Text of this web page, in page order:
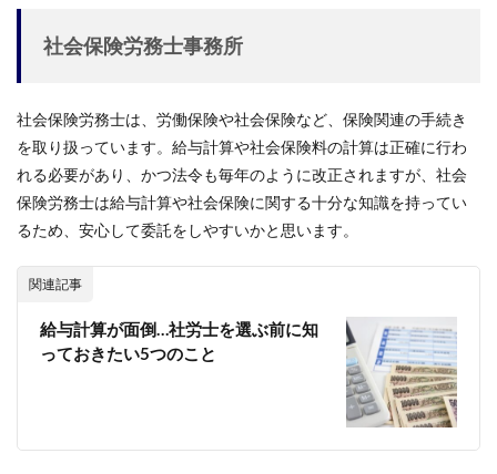
社会保険労務士事務所
社会保険労務士は、労働保険や社会保険など、保険関連の手続き
を取り扱っています。給与計算や社会保険料の計算は正確に行わ
れる必要があり、かつ法令も毎年のように改正されますが、社会
保険労務士は給与計算や社会保険に関する十分な知識を持ってい
るため、安心して委託をしやすいかと思います。
関連記事
給与計算が面倒…社労士を選ぶ前に知
っておきたい5つのこと